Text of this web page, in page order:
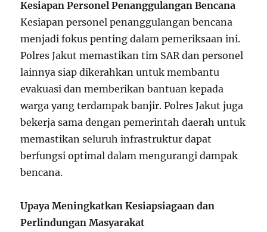
Kesiapan Personel Penanggulangan Bencana
Kesiapan personel penanggulangan bencana
menjadi fokus penting dalam pemeriksaan ini.
Polres Jakut memastikan tim SAR dan personel
lainnya siap dikerahkan untuk membantu
evakuasi dan memberikan bantuan kepada
warga yang terdampak banjir. Polres Jakut juga
bekerja sama dengan pemerintah daerah untuk
memastikan seluruh infrastruktur dapat
berfungsi optimal dalam mengurangi dampak
bencana.
Upaya Meningkatkan Kesiapsiagaan dan
Perlindungan Masyarakat